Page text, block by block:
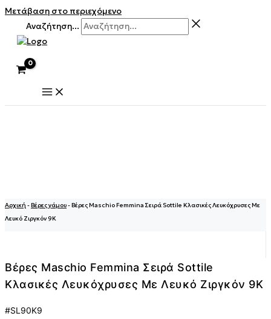
Μετάβαση στο περιεχόμενο
Αναζήτηση...
Αρχική -Βέρες γάμου-Βέρες Maschio Femmina Σειρά Sottile Κλασικές Λευκόχρυσες Με
Λευκό Ζιργκόν 9Κ
Βέρες Maschio Femmina Σειρά Sottile
Κλασικές Λευκόχρυσες Με Λευκό Ζιργκόν 9Κ
#SL90K9